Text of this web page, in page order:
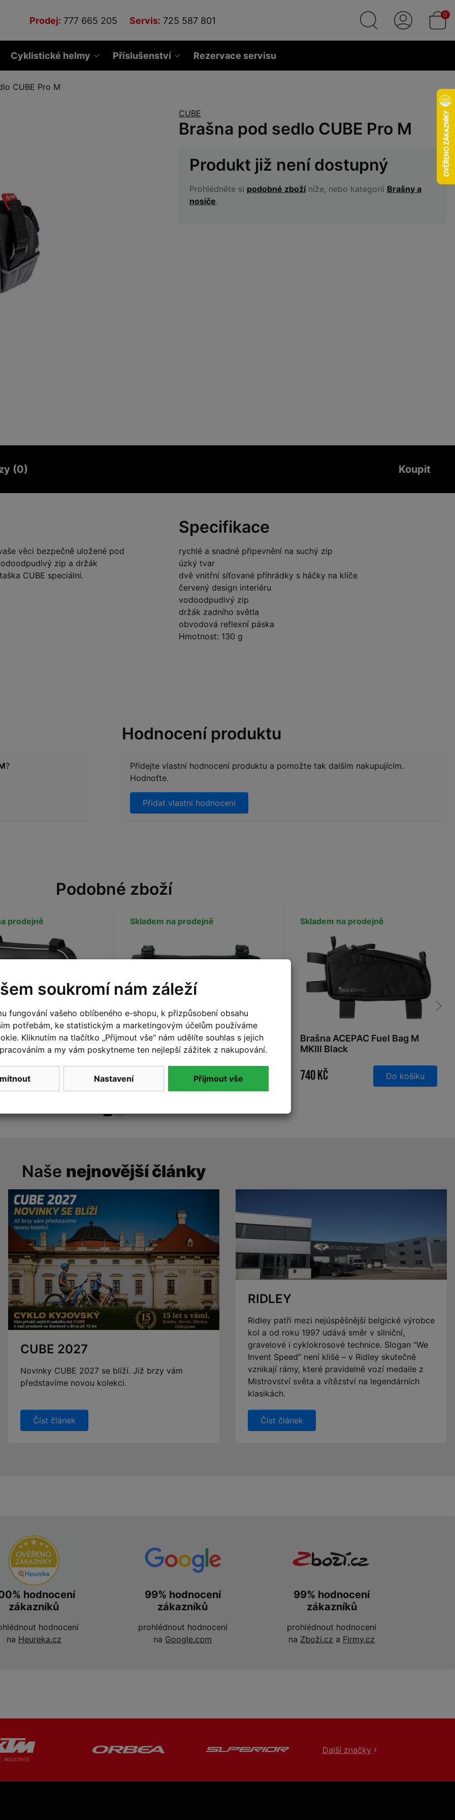
Prodej: 777 665 205 Servis: 725 587 801
0
Cyklistické helmy Příslušenství Rezervace servisu
CUBE Pro M
CUBE
Brašna pod sedlo CUBE Pro M
Produkt již není dostupný
Prohlédněte si podobné zbožíníže, nebo kategorii Brašny a
nosiče.
(0) Koupit
věci bezpečně uložené pod
zip a držák
CUBE speciální.
Specifikace
rychlé a snadné připevnění na suchý zip
úzký tvar
dvě vnitřní síťované přihrádky s háčky na klíče
červený design interiéru
vodoodpudivý zip
držák zadního světla
obvodová reflexní páska
Hmotnost: 130 g
?
Hodnocení produktu
Přidejte vlastní hodnocení produktu a pomožte tak dalším nakupujícím.
Hodnoťte.
Přidat vlastní hodnocení
Podobné zboží
prodejně
rámu IBERA Triangle
Skladem na prodejně
Brašna do rámu SKS Explorer
Edge
699 Kč Do košíku
Skladem na prodejně
Brašna ACEPAC Fuel Bag M
MKIII Black
740 Kč Do košíku
Naše nejnovější články
CUBE 2027
Novinky CUBE 2027 se blíží. Již brzy vám
představíme novou kolekci.
Číst článek
RIDLEY
Ridley patří mezi nejúspěšnější belgické výrobce
kol a od roku 1997 udává směr v silniční,
gravelové i cyklokrosové technice. Slogan “We
Invent Speed” není klišé – v Ridley skutečně
vznikají rámy, které pravidelně vozí medaile z
Mistrovství světa a vítězství na legendárních
klasikách.
Číst článek
hodnocení
zákazníků
hodnocení
na Heureka.cz
99% hodnocení
zákazníků
prohlédnout hodnocení
na Google.com
99% hodnocení
zákazníků
prohlédnout hodnocení
na Zboží.cz a Firmy.cz
Další značky
soukromí nám záleží
fungování vašeho oblíbeného e-shopu, k přizpůsobení obsahu
potřebám, ke statistickým a marketingovým účelům používáme
Kliknutím na tlačítko „Přijmout vše“ nám udělíte souhlas s jejich
a my vám poskytneme ten nejlepší zážitek z nakupování.
Nastavení Přijmout vše